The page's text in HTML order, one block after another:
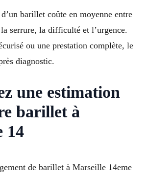
barillet coûte en moyenne entre
serrure, la difficulté et l’urgence.
ou une prestation complète, le
diagnostic.
une estimation
barillet à
14
de barillet à Marseille 14eme